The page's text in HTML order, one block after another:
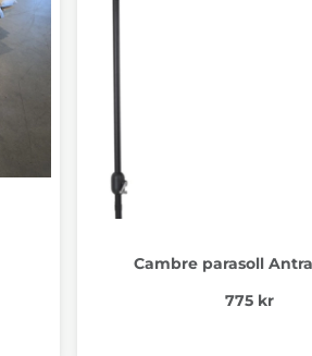
Cambre parasoll
775 kr